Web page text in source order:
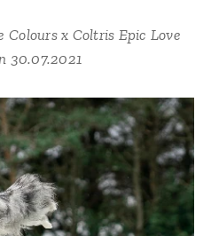
Colours x Coltris Epic Love
30.07.2021